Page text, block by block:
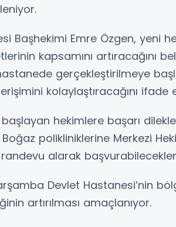
Başhekimi Emre Özgen, yeni
kapsamını artıracağını
gerçekleştirilmeye
kolaylaştıracağını ifade
hekimlere başarı
polikliniklerine Merkezi
alarak
Devlet Hastanesi’nin
artırılması amaçlanıyor.